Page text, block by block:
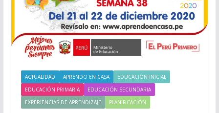
ACTUALIDAD APRENDO EN CASA
EDUCACIÓN INICIAL
EDUCACIÓN PRIMARIA
EDUCACIÓN SECUNDARIA
EXPERIENCIAS DE APRENDIZAJE
PLANIFICACIÓN